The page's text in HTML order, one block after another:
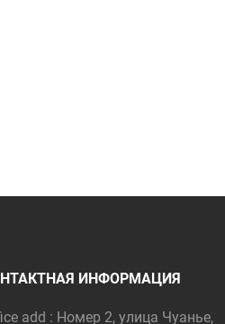
ИНФОРМАЦИЯ
add : Номер 2, улица Чуанье,